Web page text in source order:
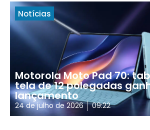
Notícias
Motorola Moto Pad 70:
tela de 12 polegadas
lançamento
24 de julho de 2026 09:22